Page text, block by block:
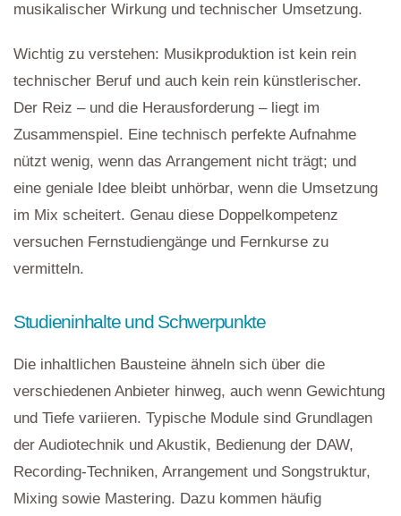
musikalischer Wirkung und technischer Umsetzung.
Wichtig zu verstehen: Musikproduktion ist kein rein
technischer Beruf und auch kein rein künstlerischer.
Der Reiz – und die Herausforderung – liegt im
Zusammenspiel. Eine technisch perfekte Aufnahme
nützt wenig, wenn das Arrangement nicht trägt; und
eine geniale Idee bleibt unhörbar, wenn die Umsetzung
im Mix scheitert. Genau diese Doppelkompetenz
versuchen Fernstudiengänge und Fernkurse zu
vermitteln.
Studieninhalte und Schwerpunkte
Die inhaltlichen Bausteine ähneln sich über die
verschiedenen Anbieter hinweg, auch wenn Gewichtung
und Tiefe variieren. Typische Module sind Grundlagen
der Audiotechnik und Akustik, Bedienung der DAW,
Recording-Techniken, Arrangement und Songstruktur,
Mixing sowie Mastering. Dazu kommen häufig